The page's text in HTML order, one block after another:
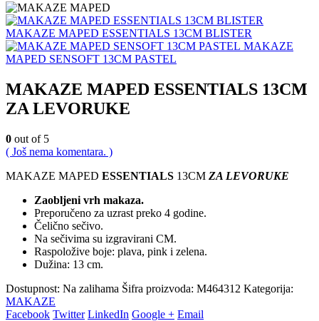
MAKAZE MAPED ESSENTIALS 13CM BLISTER
MAKAZE
MAPED SENSOFT 13CM PASTEL
MAKAZE MAPED ESSENTIALS 13CM
ZA LEVORUKE
0 out of 5
( Još nema komentara. )
MAKAZE MAPED ESSENTIALS 13CM ZA LEVORUKE
Zaobljeni vrh makaza.
Preporučeno za uzrast preko 4 godine.
Čelično sečivo.
Na sečivima su izgravirani CM.
Raspoložive boje: plava, pink i zelena.
Dužina: 13 cm.
Dostupnost: Na zalihama Šifra proizvoda: M464312 Kategorija:
MAKAZE
Facebook Twitter LinkedIn Google + Email